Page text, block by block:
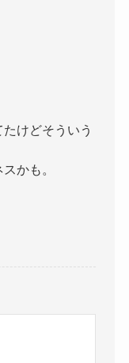
けどそういう
かも。